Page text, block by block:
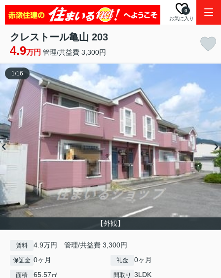
お気に入り
0
クレストール亀山 203
4.9万円 管理/共益費 3,300円
【外観】
1/16
賃料 4.9万円 管理/共益費 3,300円
保証金 0ヶ月 礼金 0ヶ月
面積 65.57㎡ 間取り 3LDK